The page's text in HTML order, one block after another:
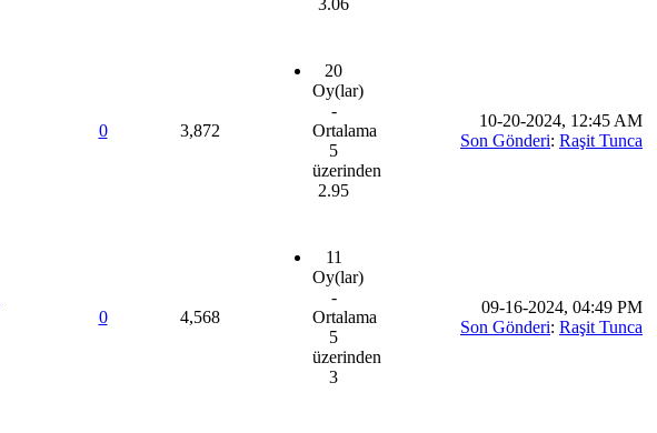
3.06
0 3,872
20
Oy(lar)
-
Ortalama
5
üzerinden
2.95
10-20-2024, 12:45 AM
Son Gönderi: Raşit Tunca
0 4,568
11
Oy(lar)
-
Ortalama
5
üzerinden
3
09-16-2024, 04:49 PM
Son Gönderi: Raşit Tunca